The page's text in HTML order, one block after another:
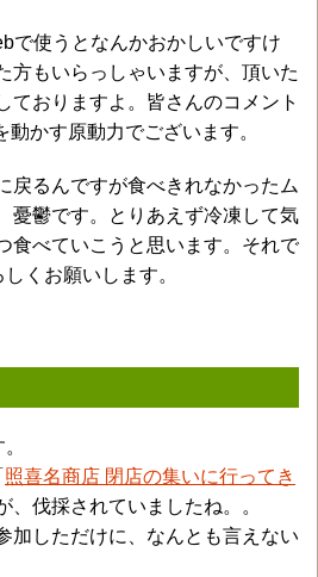
で使うとなんかおかしいですけ
方もいらっしゃいますが、頂いた
ておりますよ。皆さんのコメント
かす原動力でございます。
戻るんですが食べきれなかったム
憂鬱です。とりあえず冷凍して気
食べていこうと思います。それで
くお願いします。
照喜名商店 閉店の集いに行ってき
、伐採されていましたね。。
加しただけに、なんとも言えない